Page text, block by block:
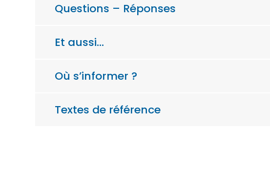
Questions – Réponses
Et aussi…
Où s’informer ?
Textes de référence